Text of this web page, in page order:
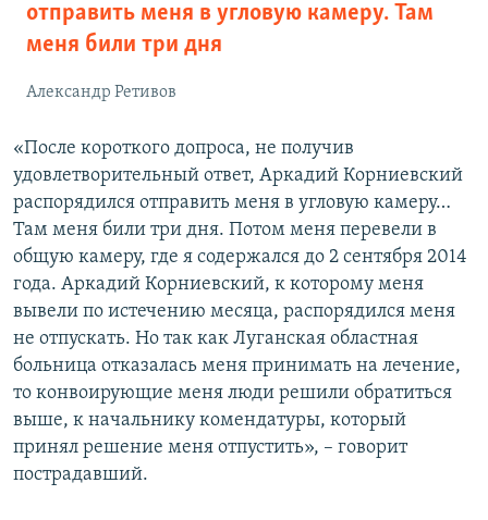
отправить меня в угловую камеру. Там
меня били три дня
Александр Ретивов
«После короткого допроса, не получив
удовлетворительный ответ, Аркадий Корниевский
распорядился отправить меня в угловую камеру…
Там меня били три дня. Потом меня перевели в
общую камеру, где я содержался до 2 сентября 2014
года. Аркадий Корниевский, к которому меня
вывели по истечению месяца, распорядился меня
не отпускать. Но так как Луганская областная
больница отказалась меня принимать на лечение,
то конвоирующие меня люди решили обратиться
выше, к начальнику комендатуры, который
принял решение меня отпустить», – говорит
пострадавший.